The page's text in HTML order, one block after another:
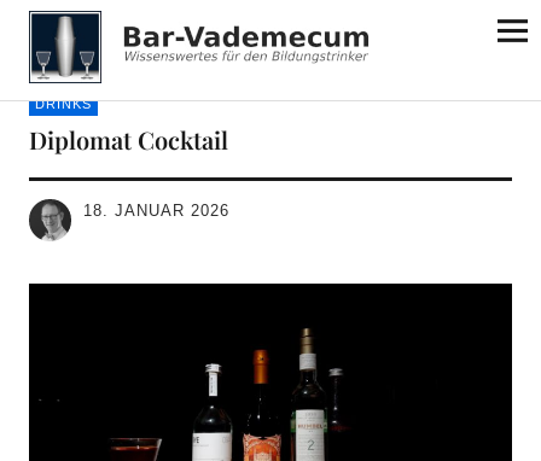
Bar-Vademecum
DRINKS
Diplomat Cocktail
18. JANUAR 2026